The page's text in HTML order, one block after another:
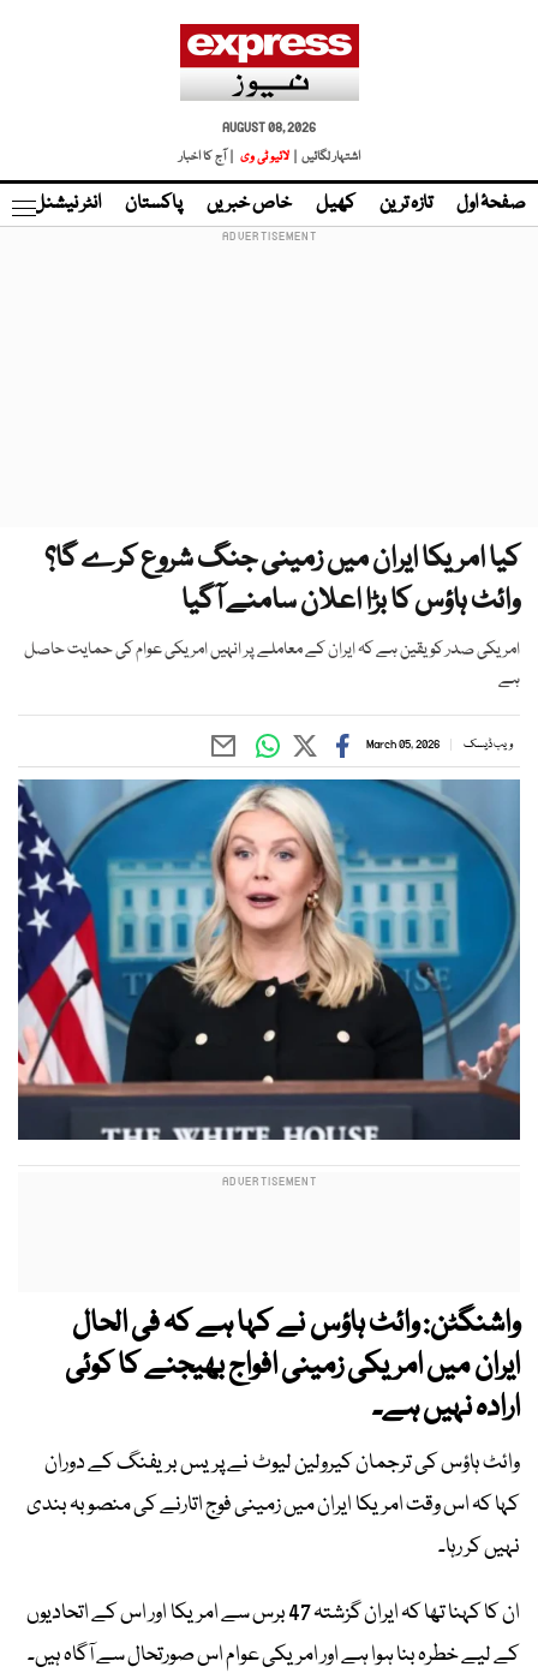
AUGUST 08, 2026
اشتہار لگائیں |
لائیو ٹی وی | آج کا اخبار
صفحۂ اول تازہ ترین کھیل خاص خبریں پاکستان انٹر نیشنل
کیا امریکا ایران میں زمینی جنگ شروع کرے گا؟
وائٹ ہاؤس کا بڑا اعلان سامنے آگیا
امریکی صدر کو یقین ہے کہ ایران کے معاملے پر انہیں امریکی عوام کی حمایت حاصل
ہے
ویب ڈیسک March 05, 2026
واشنگٹن: وائٹ ہاؤس نے کہا ہے کہ فی الحال
ایران میں امریکی زمینی افواج بھیجنے کا کوئی
ارادہ نہیں ہے۔
وائٹ ہاؤس کی ترجمان کیرولین لیوٹ نے پریس بریفنگ کے دوران
کہا کہ اس وقت امریکا ایران میں زمینی فوج اتارنے کی منصوبہ بندی
نہیں کر رہا۔
ان کا کہنا تھا کہ ایران گزشتہ 47 برس سے امریکا اور اس کے اتحادیوں
کے لیے خطرہ بنا ہوا ہے اور امریکی عوام اس صورتحال سے آگاہ ہیں۔